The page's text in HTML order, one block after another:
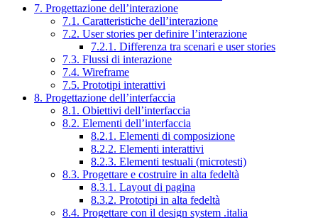
7. Progettazione dell’interazione
7.1. Caratteristiche dell’interazione
7.2. User stories per definire l’interazione
7.2.1. Differenza tra scenari e user stories
7.3. Flussi di interazione
7.4. Wireframe
7.5. Prototipi interattivi
8. Progettazione dell’interfaccia
8.1. Obiettivi dell’interfaccia
8.2. Elementi dell’interfaccia
8.2.1. Elementi di composizione
8.2.2. Elementi interattivi
8.2.3. Elementi testuali (microtesti)
8.3. Progettare e costruire in alta fedeltà
8.3.1. Layout di pagina
8.3.2. Prototipi in alta fedeltà
8.4. Progettare con il design system .italia